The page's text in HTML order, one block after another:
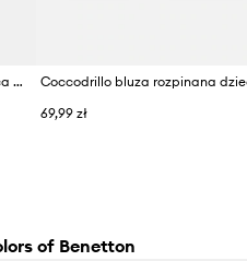
Columbia bluza polarowa dziecięca West Bend
69,99 zł
of Benetton